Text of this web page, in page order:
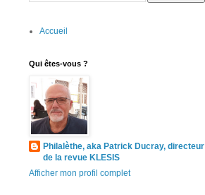
Accueil
Qui êtes-vous ?
Philalèthe, aka Patrick Ducray, directeur
de la revue KLESIS
Afficher mon profil complet